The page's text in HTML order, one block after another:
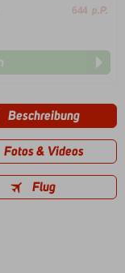
644 p.P.
Beschreibung
Fotos & Videos
Flug